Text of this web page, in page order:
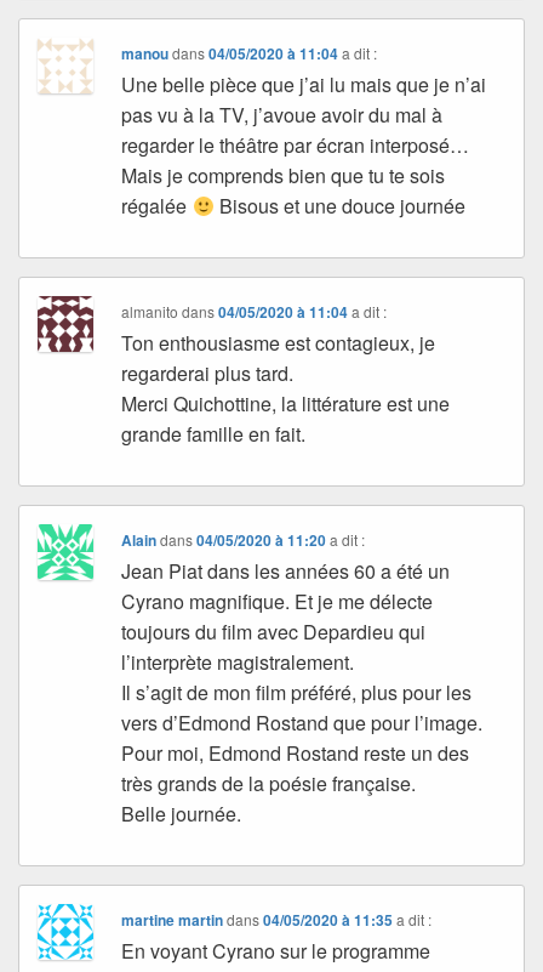
manoudans04/05/2020 à 11:04 a dit :
Une belle pièce que j’ai lu mais que je n’ai
pas vu à la TV, j’avoue avoir du mal à
regarder le théâtre par écran interposé…
Mais je comprends bien que tu te sois
régalée
Bisous et une douce journée
almanito dans04/05/2020 à 11:04 a dit :
Ton enthousiasme est contagieux, je
regarderai plus tard.
Merci Quichottine, la littérature est une
grande famille en fait.
Alaindans04/05/2020 à 11:20 a dit :
Jean Piat dans les années 60 a été un
Cyrano magnifique. Et je me délecte
toujours du film avec Depardieu qui
l’interprète magistralement.
Il s’agit de mon film préféré, plus pour les
vers d’Edmond Rostand que pour l’image.
Pour moi, Edmond Rostand reste un des
très grands de la poésie française.
Belle journée.
martine martindans04/05/2020 à 11:35 a dit :
En voyant Cyrano sur le programme